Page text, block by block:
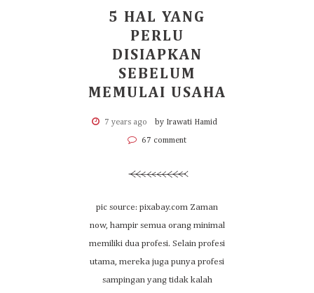
5 HAL YANG
PERLU
DISIAPKAN
SEBELUM
MEMULAI USAHA
7 years ago by Irawati Hamid
67 comment
pic source: pixabay.com Zaman
now, hampir semua orang minimal
memiliki dua profesi. Selain profesi
utama, mereka juga punya profesi
sampingan yang tidak kalah